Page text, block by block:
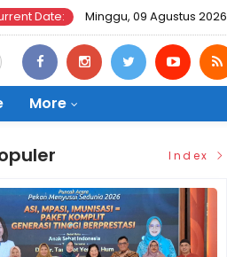
Date: Minggu, 09 Agustus 2026
More
Index